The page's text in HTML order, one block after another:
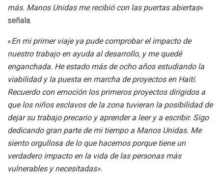
más. Manos Unidas me recibió con las puertas abiertas»
señala.
«En mi primer viaje ya pude comprobar el impacto de
nuestro trabajo en ayuda al desarrollo, y me quedé
enganchada. He estado más de ocho años estudiando la
viabilidad y la puesta en marcha de proyectos en Haití.
Recuerdo con emoción los primeros proyectos dirigidos a
que los niños esclavos de la zona tuvieran la posibilidad de
dejar su trabajo precario y aprender a leer y a escribir. Sigo
dedicando gran parte de mi tiempo a Manos Unidas. Me
siento orgullosa de lo que hacemos porque tiene un
verdadero impacto en la vida de las personas más
vulnerables y necesitadas».